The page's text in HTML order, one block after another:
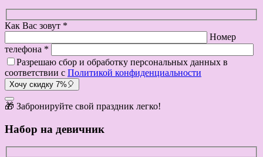
Как Вас зовут *
Номер
телефона *
Разрешаю сбор и обработку персональных данных в
соответствии с Политикой конфиденциальности
Хочу скидку 7%🎈
🎁 Забронируйте свой праздник легко!
Набор на девичник